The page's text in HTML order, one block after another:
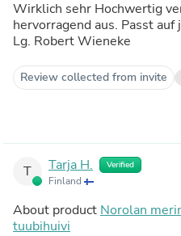
Wirklich sehr Hochwertig
hervorragend aus. Passt
Lg. Robert Wieneke
Review collected from invite
T Tarja H. Verified
Finland
About product Norolan
tuubihuivi